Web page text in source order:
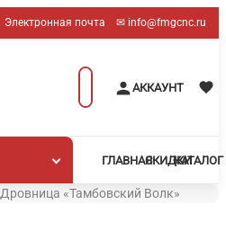
Электронная почта ✉︎ info@fmgcnc.ru
Поиск
товаров
АККАУНТ
ГЛАВНАЯ КАТАЛОГ
СКИДКИ
Дровница «Тамбовский Волк»